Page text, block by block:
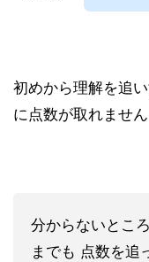
初めから理解を追
に点数が取れません
分からないとこ
までも 点数を追